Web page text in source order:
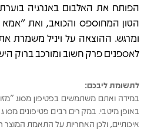
הפותח את האלבום באנרגיה
הטון המחוספס והכואב, ואת
ומרגש. ההוצאה על ויניל משמרת
לאספנים פרק חשוב ומורכב ברוק
לתשומת ליבכם:
במידה ואתם משתמשים בפטיפון מסוג
באופן מיטבי. במקרים רבים פטיפונים
איכותיים, ולכן האחריות על התאמת